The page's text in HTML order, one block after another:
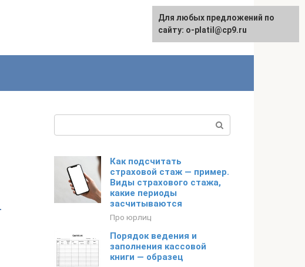
Как подсчитать
страховой стаж — пример.
Виды страхового стажа,
какие периоды
засчитываются
Про юрлиц
Порядок ведения и
заполнения кассовой
книги — образец
Для любых предложений по
сайту: o-platil@cp9.ru